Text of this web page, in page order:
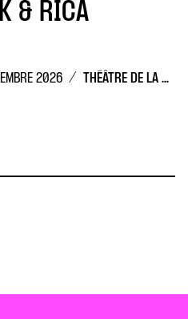
/ THÉÂTRE DE LA CONCORDE